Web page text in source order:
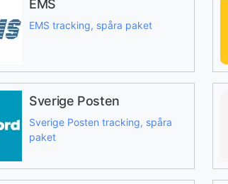
EMS
EMS tracking, spåra paket
Sverige Posten
Sverige Posten tracking, spåra
paket